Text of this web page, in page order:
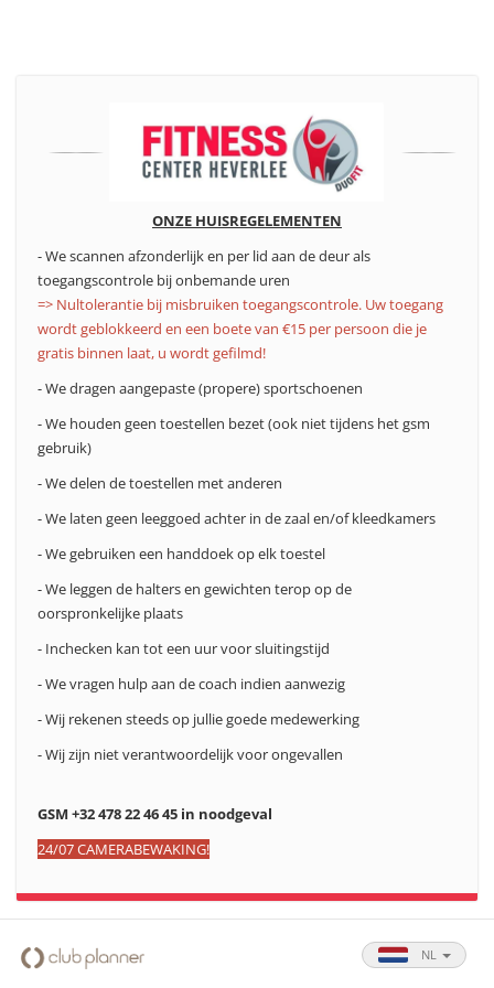
ONZE HUISREGELEMENTEN
- We scannen afzonderlijk en per lid aan de deur als
toegangscontrole bij onbemande uren
=> Nultolerantie bij misbruiken toegangscontrole. Uw toegang
wordt geblokkeerd en een boete van €15 per persoon die je
gratis binnen laat, u wordt gefilmd!
- We dragen aangepaste (propere) sportschoenen
- We houden geen toestellen bezet (ook niet tijdens het gsm
gebruik)
- We delen de toestellen met anderen
- We laten geen leeggoed achter in de zaal en/of kleedkamers
- We gebruiken een handdoek op elk toestel
- We leggen de halters en gewichten terop op de
oorspronkelijke plaats
- Inchecken kan tot een uur voor sluitingstijd
- We vragen hulp aan de coach indien aanwezig
- Wij rekenen steeds op jullie goede medewerking
- Wij zijn niet verantwoordelijk voor ongevallen
GSM +32 478 22 46 45 in noodgeval
24/07 CAMERABEWAKING!
NL